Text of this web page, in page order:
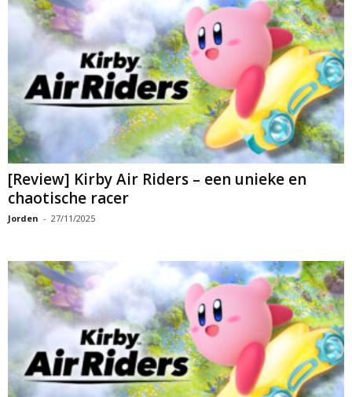
[Review] Kirby Air Riders – een unieke en
chaotische racer
Jorden - 27/11/2025